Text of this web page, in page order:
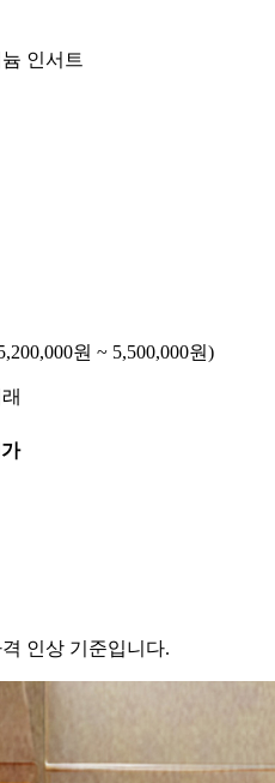
인서트
원 ~ 5,500,000원)
인상 기준입니다.